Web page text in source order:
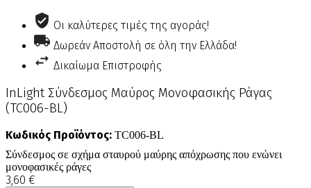
Οι καλύτερες τιμές της αγοράς!
Δωρεάν Αποστολή σε όλη την Ελλάδα!
Δικαίωμα Επιστροφής
InLight Σύνδεσμος Μαύρος Μονοφασικής Ράγας
(TC006-BL)
Κωδικός Προϊόντος: TC006-BL
Σύνδεσμος σε σχήμα σταυρού μαύρης απόχρωσης που ενώνει
μονοφασικές ράγες
3,60 €